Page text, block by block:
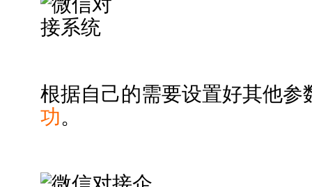
根据自己的需要设置好其他参
功。